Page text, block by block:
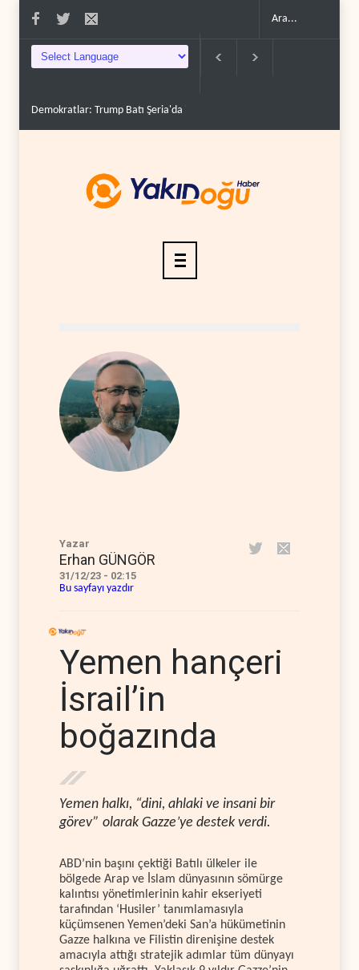
İsrail, beyin göçünde rekora koşuyor..
Yazar
Erhan GÜNGÖR
31/12/23 - 02:15
Bu sayfayı yazdır
Yemen hançeri
İsrail’in
boğazında
Yemen halkı, “dini, ahlaki ve insani bir
görev” olarak Gazze’ye destek verdi.
ABD’nin başını çektiği Batılı ülkeler ile
bölgede Arap ve İslam dünyasının sömürge
kalıntısı yönetimlerinin kahir ekseriyeti
tarafından ‘Husiler’ tanımlamasıyla
küçümsenen Yemen’deki San’a hükümetinin
Gazze halkına ve Filistin direnişine destek
amacıyla attığı stratejik adımlar tüm dünyayı